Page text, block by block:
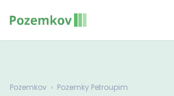
Pozemkov › Pozemky Petroupim